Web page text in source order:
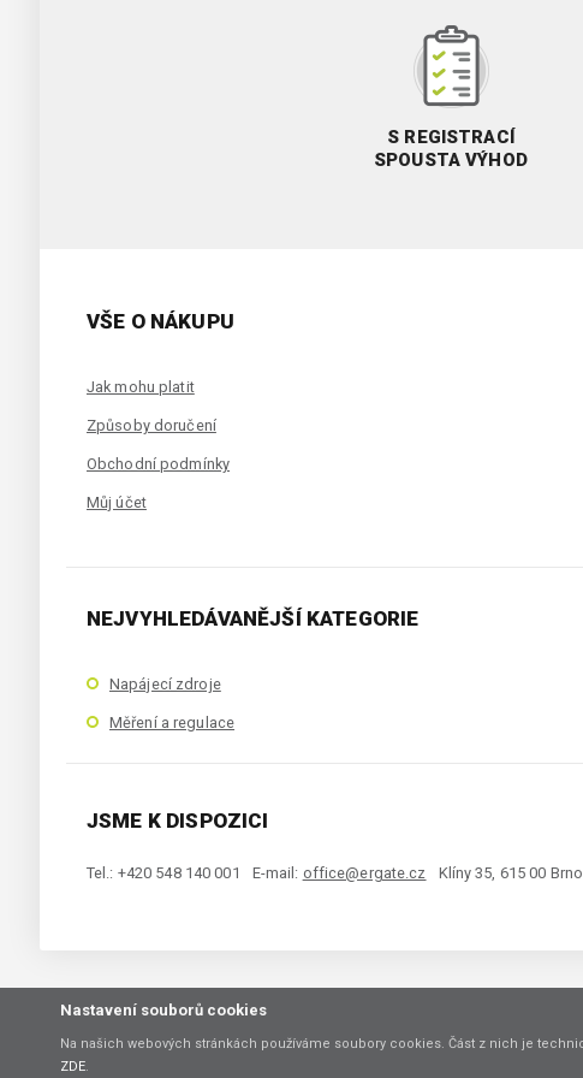
S REGISTRACÍ
SPOUSTA VÝHOD
VŠE O NÁKUPU
Jak mohu platit
Způsoby doručení
Obchodní podmínky
Můj účet
NEJVYHLEDÁVANĚJŠÍ KATEGORIE
Napájecí zdroje
Měření a regulace
JSME K DISPOZICI
Tel.: +420 548 140 001 E-mail: office@ergate.cz Klíny 35, 615 00 Brno
Copyright © 2021 ERGATE Automation s.r.o., Klíny 35, 61500 Brno
Nastavení souborů cookies
Na našich webových stránkách používáme soubory cookies. Část z nich je
ZDE.